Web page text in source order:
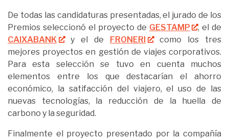
De todas las candidaturas presentadas, el jurado de los
Premios seleccionó el proyecto de GESTAMP
, el de
CAIXABANK
y el de FRONERI
como los tres
mejores proyectos en gestión de viajes corporativos.
Para esta selección se tuvo en cuenta muchos
elementos entre los que destacarían el ahorro
económico, la satifacción del viajero, el uso de las
nuevas tecnologías, la reducción de la huella de
carbono y la seguridad.
Finalmente el proyecto presentado por la compañía